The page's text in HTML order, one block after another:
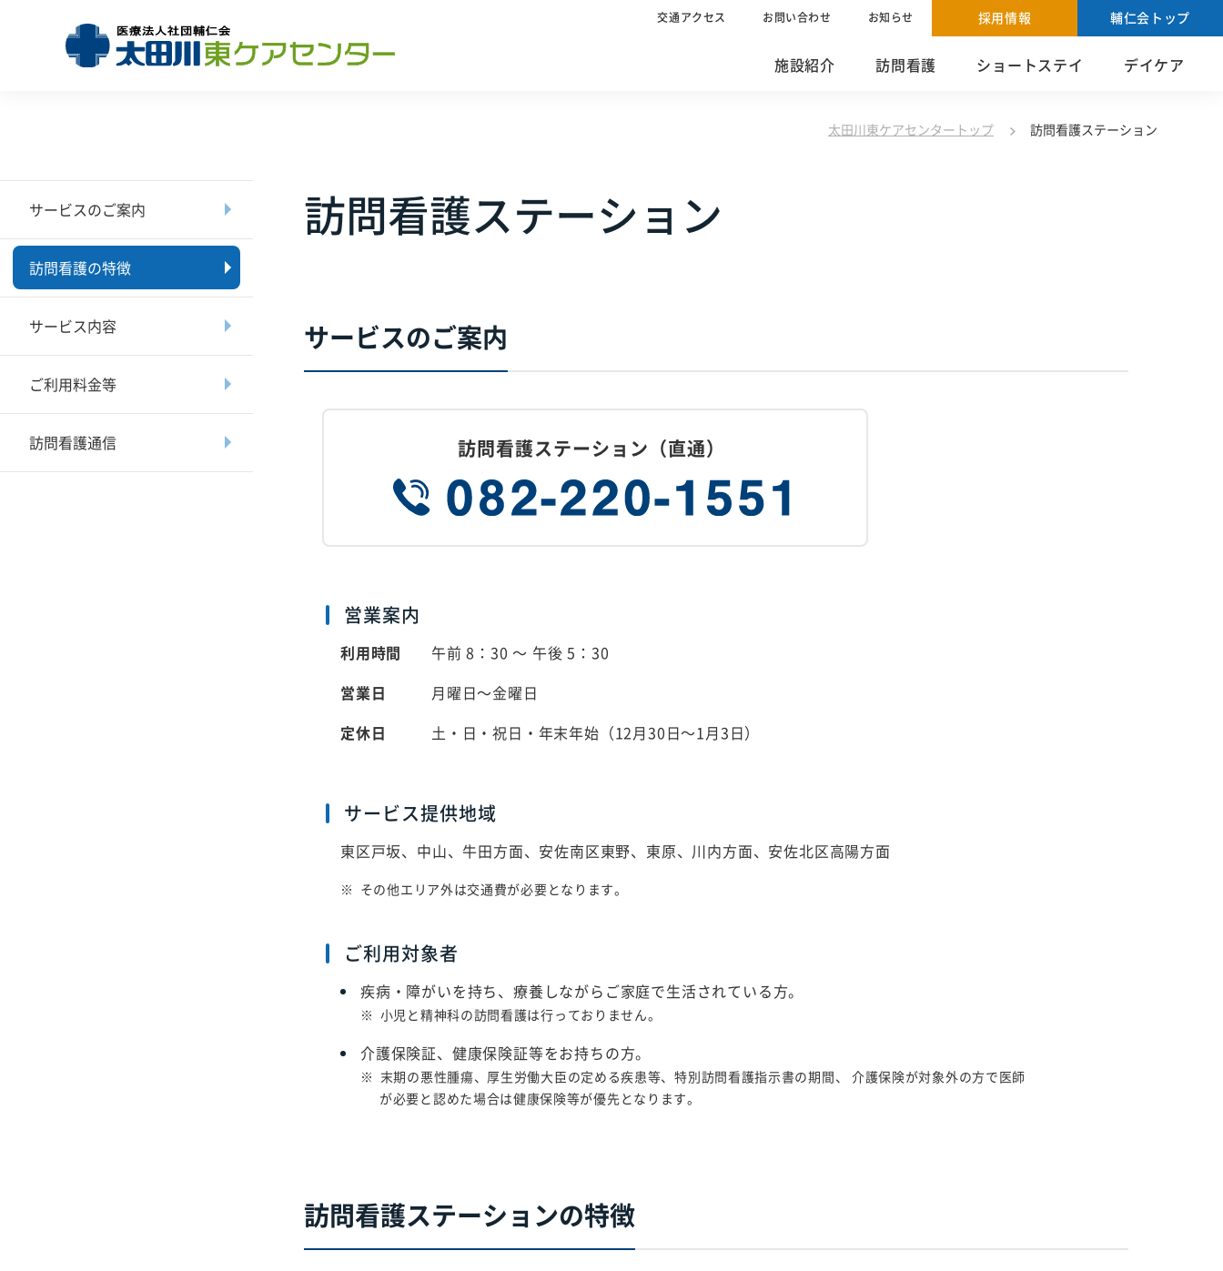
交通アクセス お問い合わせ お知らせ 採用情報 輔仁会トップ
施設紹介 訪問看護 ショートステイ デイケア
サービスのご案内
訪問看護の特徴
サービス内容
ご利用料金等
訪問看護通信
太田川東ケアセンタートップ 訪問看護ステーション
訪問看護ステーション
サービスのご案内
訪問看護ステーション（直通）
営業案内
利用時間
午前 8：30 ～ 午後 5：30
営業日
月曜日～金曜日
定休日
土・日・祝日・年末年始（12月30日～1月3日）
サービス提供地域
東区戸坂、中山、牛田方面、安佐南区東野、東原、川内方面、安佐北区高陽方面
その他エリア外は交通費が必要となります。
ご利用対象者
疾病・障がいを持ち、療養しながらご家庭で生活されている方。
小児と精神科の訪問看護は行っておりません。
介護保険証、健康保険証等をお持ちの方。
末期の悪性腫瘍、厚生労働大臣の定める疾患等、特別訪問看護指示書の期間、 介護保険が対象外の方で医師
が必要と認めた場合は健康保険等が優先となります。
訪問看護ステーションの特徴